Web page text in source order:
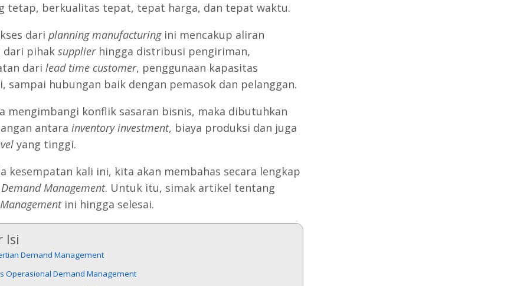
tetap, berkualitas tepat, tepat harga, dan tepat waktu.
dari planning manufacturingini mencakup aliran
dari pihak supplierhingga distribusi pengiriman,
dari lead time customer, penggunaan kapasitas
sampai hubungan baik dengan pemasok dan pelanggan.
mengimbangi konflik sasaran bisnis, maka dibutuhkan
antara inventory investment, biaya produksi dan juga
yang tinggi.
kesempatan kali ini, kita akan membahas secara lengkap
Demand Management. Untuk itu, simak artikel tentang
ini hingga selesai.
Isi
Demand Management
Operasional Demand Management